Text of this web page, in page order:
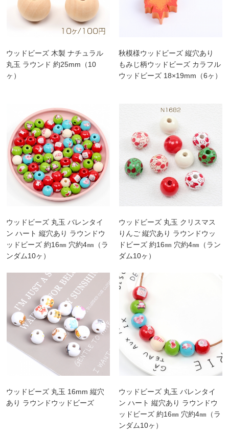
ウッドビーズ 木製 ナチュラル
丸玉 ラウンド 約25mm（10
ヶ）
秋模様ウッドビーズ 縦穴あり
もみじ柄ウッドビーズ カラフル
ウッドビーズ 18×19mm（6ヶ）
ウッドビーズ 丸玉 バレンタイ
ン ハート 縦穴あり ラウンドウ
ッドビーズ 約16㎜ 穴約4㎜（ラ
ンダム10ヶ）
ウッドビーズ 丸玉 クリスマス
りんご 縦穴あり ラウンドウッ
ドビーズ 約16㎜ 穴約4㎜（ラン
ダム10ヶ）
ウッドビーズ 丸玉 16mm 縦穴
あり ラウンドウッドビーズ
ウッドビーズ 丸玉 バレンタイ
ン ハート 縦穴あり ラウンドウ
ッドビーズ 約16㎜ 穴約4㎜（ラ
ンダム10ヶ）